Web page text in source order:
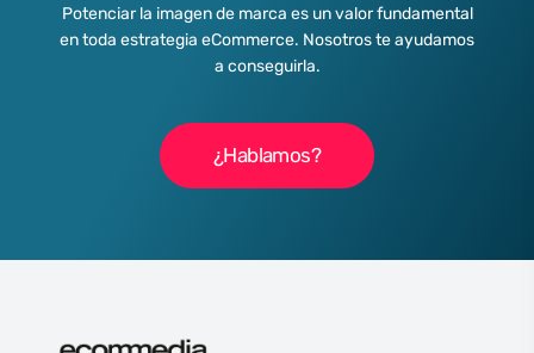
Potenciar la imagen de marca es un valor fundamental
en toda estrategia eCommerce. Nosotros te ayudamos
a conseguirla.
¿Hablamos?